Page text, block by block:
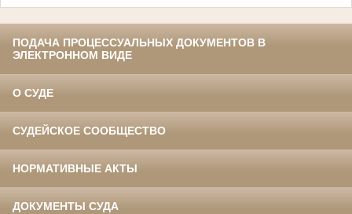
ПОДАЧА ПРОЦЕССУАЛЬНЫХ ДОКУМЕНТОВ В
ЭЛЕКТРОННОМ ВИДЕ
О СУДЕ
СУДЕЙСКОЕ СООБЩЕСТВО
НОРМАТИВНЫЕ АКТЫ
ДОКУМЕНТЫ СУДА